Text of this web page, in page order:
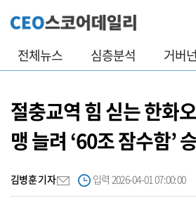
전체뉴스 심층분석 거버
절충교역 힘 싣는 한화
맹 늘려 ‘60조 잠수함’
김병훈 기자 입력 2026-04-01 07:00:00